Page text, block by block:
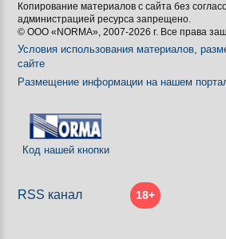
Копирование материалов с сайта без
администрацией ресурса запрещено.
© ООО «NORMA», 2007-2026 г. Все права
Условия использования материалов,
сайте
Размещение информации на нашем
Код нашей кнопки
RSS канал 18+